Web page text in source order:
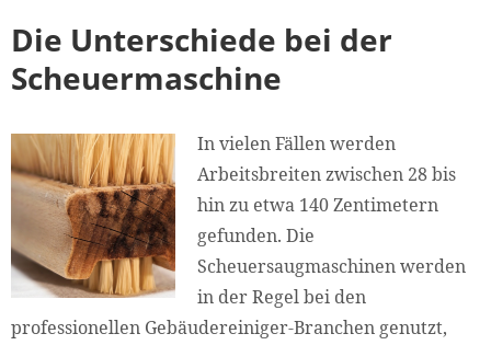
Die Unterschiede bei der
Scheuermaschine
In vielen Fällen werden
Arbeitsbreiten zwischen 28 bis
hin zu etwa 140 Zentimetern
gefunden. Die
Scheuersaugmaschinen werden
in der Regel bei den
professionellen Gebäudereiniger-Branchen genutzt,